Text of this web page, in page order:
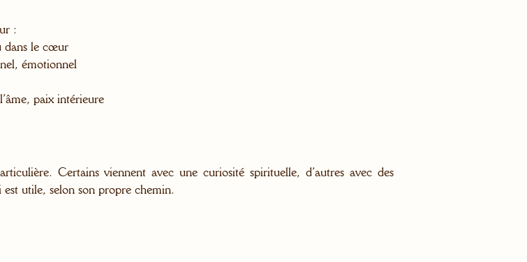
:
dans le cœur
émotionnel
paix intérieure
Certains viennent avec une curiosité spirituelle, d’autres avec des
utile, selon son propre chemin.